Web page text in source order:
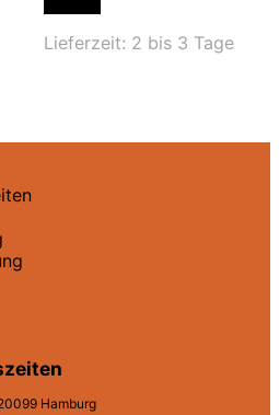
Lieferzeit: 2 bis 3 Tage
Hamburg